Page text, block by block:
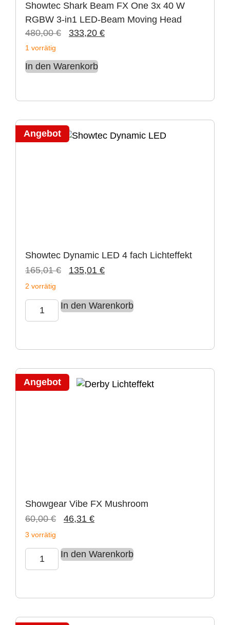
Showtec Shark Beam FX One 3x 40 W
RGBW 3-in1 LED-Beam Moving Head
480,00€ 333,20 €
1 vorrätig
In den Warenkorb
Angebot
Showtec Dynamic LED 4 fach Lichteffekt
165,01€ 135,01 €
2 vorrätig
In den Warenkorb
Angebot
Showgear Vibe FX Mushroom
60,00€ 46,31 €
3 vorrätig
In den Warenkorb